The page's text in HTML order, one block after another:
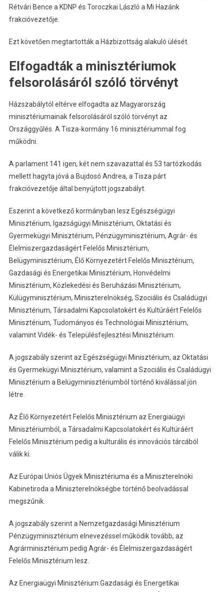
Rétvári Bence a KDNP és Toroczkai László a Mi Hazánk
frakcióvezetője.
Ezt követően megtartották a Házbizottság alakuló ülését.
Elfogadták a minisztériumok
felsorolásáról szóló törvényt
Házszabálytól eltérve elfogadta az Magyarország
minisztériumainak felsorolásáról szóló törvényt az
Országgyűlés. A Tisza-kormány 16 minisztériummal fog
működni.
A parlament 141 igen, két nem szavazattal és 53 tartózkodás
mellett hagyta jóvá a Bujdosó Andrea, a Tisza párt
frakcióvezetője által benyújtott jogszabályt.
Eszerint a következő kormányban lesz Egészségügyi
Minisztérium, Igazságügyi Minisztérium, Oktatási és
Gyermekügyi Minisztérium, Pénzügyminisztérium, Agrár- és
Élelmiszergazdaságért Felelős Minisztérium,
Belügyminisztérium, Élő Környezetért Felelős Minisztérium,
Gazdasági és Energetikai Minisztérium, Honvédelmi
Minisztérium, Közlekedési és Beruházási Minisztérium,
Külügyminisztérium, Miniszterelnökség, Szociális és Családügyi
Minisztérium, Társadalmi Kapcsolatokért és Kultúráért Felelős
Minisztérium, Tudományos és Technológiai Minisztérium,
valamint Vidék- és Településfejlesztési Minisztérium.
A jogszabály szerint az Egészségügyi Minisztérium, az Oktatási
és Gyermekügyi Minisztérium, valamint a Szociális és Családügyi
Minisztérium a Belügyminisztériumból történő kiválással jön
létre.
Az Élő Környezetért Felelős Minisztérium az Energiaügyi
Minisztériumból, a Társadalmi Kapcsolatokért és Kultúráért
Felelős Minisztérium pedig a kulturális és innovációs tárcából
válik ki.
Az Európai Uniós Ügyek Minisztériuma és a Miniszterelnöki
Kabinetiroda a Miniszterelnökségbe történő beolvadással
megszűnik.
A jogszabály szerint a Nemzetgazdasági Minisztérium
Pénzügyminisztérium elnevezéssel működik tovább, az
Agrárminisztérium pedig Agrár- és Élelmiszergazdaságért
Felelős Minisztérium lesz.
Az Energiaügyi Minisztérium Gazdasági és Energetikai